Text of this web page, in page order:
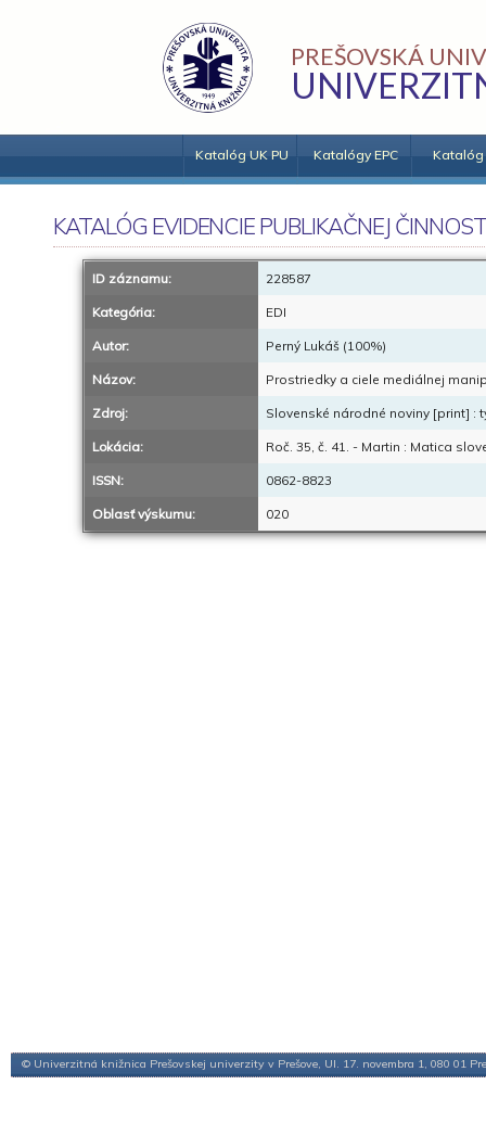
PREŠOVSKÁ
Katalóg UK PU Katalógy EPC Katalóg
KATALÓG EVIDENCIE PUBLIKAČNEJ
ID záznamu: 228587
Kategória: EDI
Autor: Perný Lukáš (100%)
Názov: Prostriedky a ciele mediálnej
Zdroj: Slovenské národné noviny [print] :
Lokácia: Roč. 35, č. 41. - Martin : Matica
ISSN: 0862-8823
Oblasť výskumu: 020
© Univerzitná knižnica Prešovskej univerzity v Prešove, Ul. 17. novembra 1, 080 01